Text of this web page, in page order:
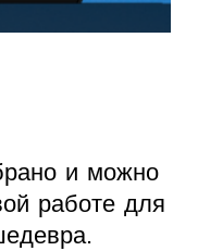
и можно
работе для